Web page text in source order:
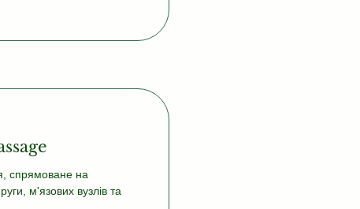
спрямоване на
м'язових вузлів та